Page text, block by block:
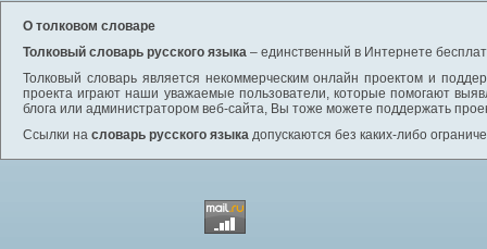
О толковом словаре
Толковый словарь русского языка – единственный в Интернете
Толковый словарь является некоммерческим онлайн проектом и
проекта играют наши уважаемые пользователи, которые помогают
блога или администратором веб-сайта, Вы тоже можете поддержать
Ссылки на словарь русского языка допускаются без каких-либо